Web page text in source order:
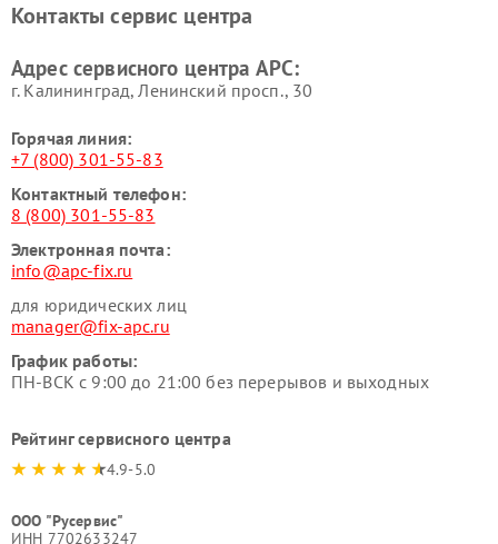
Контакты сервис центра
Адрес сервисного центра APC:
г. Калининград, Ленинский просп., 30
Горячая линия:
+7 (800) 301-55-83
Контактный телефон:
8 (800) 301-55-83
Электронная почта:
info@apc-fix.ru
для юридических лиц
manager@fix-apc.ru
График работы:
ПН-ВСК с 9:00 до 21:00 без перерывов и выходных
Рейтинг сервисного центра
4.9-5.0
ООО "Русервис"
ИНН 7702633247